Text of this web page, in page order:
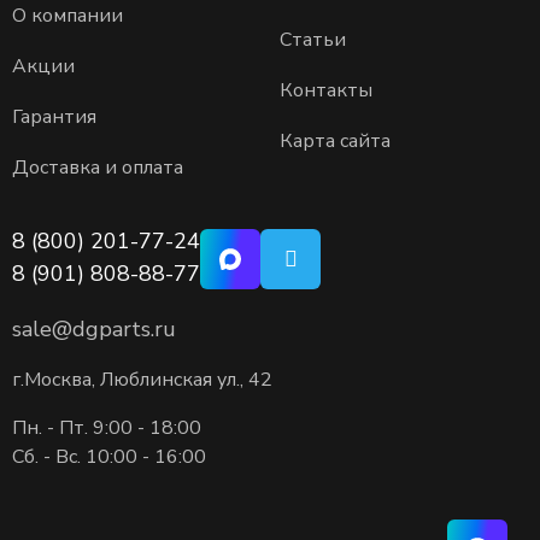
исчерпывающую информацию, включая технические
характеристики и перекрестные ссылки. Это
позволяет безошибочно подобрать замену, будь
то топливные фильтра дональдсон для строительной
техники или фильтр масляный дональдсон для
Где Donaldson купить с
уверенностью?
обращаться к официальным дистрибьюторам или
проверенным поставщикам. Только так вы получаете
гарантию подлинности продукции, соответствующей
предлагаем оригинальные фильтры дональдсон с
О компании
Акции
Гарантия
Доставка и оплата
Статьи
Контакты
Карта сайта
8 (800) 201-77-24
8 (901) 808-88-77
sale@dgparts.ru
г.Москва, Люблинская ул., 42
Пн. - Пт. 9:00 - 18:00
Сб. - Вс. 10:00 - 16:00